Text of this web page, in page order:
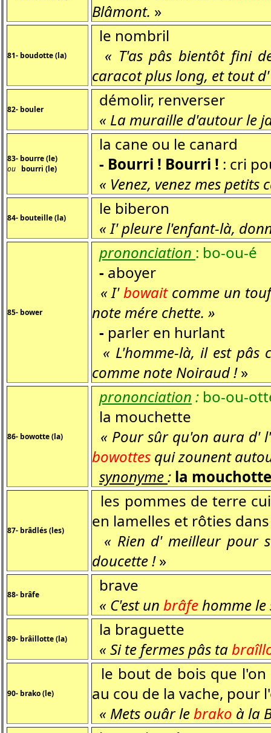
Blâmont. »
81- boudotte (la)
le nombril
« T'as pâs bientôt fini
caracot plus long, et tout d'
82- bouler
démolir, renverser
« La muraille d'autour le
83- bourre (le)
ou bourri (le)
la cane ou le canard
- Bourri ! Bourri ! : cri
« Venez, venez mes petits
84- bouteille (la)
le biberon
« I' pleure l'enfant-là,
85- bower
prononciation : bo-ou-é
- aboyer
« I' bowaitcomme un
note mére chette. »
- parler en hurlant
« L'homme-là, il est pâs
comme note Noiraud !»
86- bowotte (la)
prononciation : bo-ou-
la mouchette
« Pour sûr qu'on aura d'
bowottes qui zounent
synonyme: la mouchotte
87- brâdlés (les)
les pommes de terre
en lamelles et rôties
« Rien d' meilleur pour
doucette !»
88- brâfe
brave
« C'est un brâfe homme le
89- brâillotte (la)
la braguette
« Si te fermes pâs ta
90- brako (le)
le bout de bois que
au cou de la vache, pour
« Mets ouâr le brako à la